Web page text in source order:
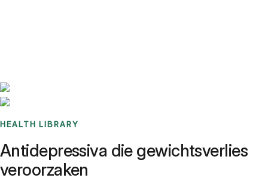
HEALTH LIBRARY
Antidepressiva die gewichtsverlies
veroorzaken